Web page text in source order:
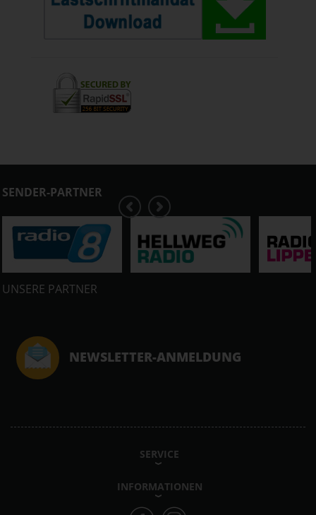
SENDER-PARTNER
UNSERE PARTNER
NEWSLETTER-ANMELDUNG
SERVICE
INFORMATIONEN